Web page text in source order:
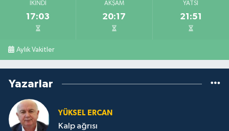
İKINDI
17:03
AKŞAM
20:17
YATSI
21:51
Aylık Vakitler
Yazarlar
YÜKSEL ERCAN
Kalp ağrısı